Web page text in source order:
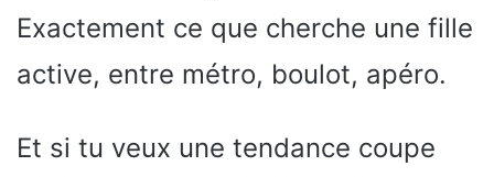
Exactement ce que cherche une fille
active, entre métro, boulot, apéro.
Et si tu veux une tendance coupe